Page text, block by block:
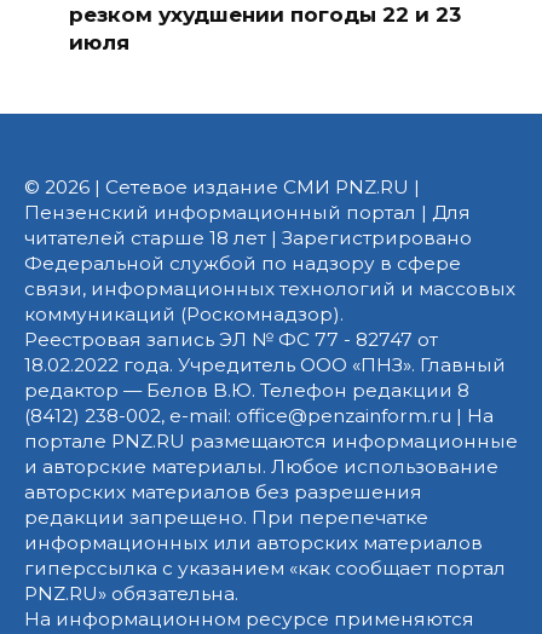
резком ухудшении погоды 22 и 23
июля
© 2026 | Сетевое издание СМИ PNZ.RU |
Пензенский информационный портал | Для
читателей старше 18 лет | Зарегистрировано
Федеральной службой по надзору в сфере
связи, информационных технологий и массовых
коммуникаций (Роскомнадзор).
Реестровая запись ЭЛ № ФС 77 - 82747 от
18.02.2022 года. Учредитель ООО «ПНЗ». Главный
редактор — Белов В.Ю. Телефон редакции 8
(8412) 238-002, e-mail: office@penzainform.ru | На
портале PNZ.RU размещаются информационные
и авторские материалы. Любое использование
авторских материалов без разрешения
редакции запрещено. При перепечатке
информационных или авторских материалов
гиперссылка с указанием «как сообщает портал
PNZ.RU» обязательна.
На информационном ресурсе применяются